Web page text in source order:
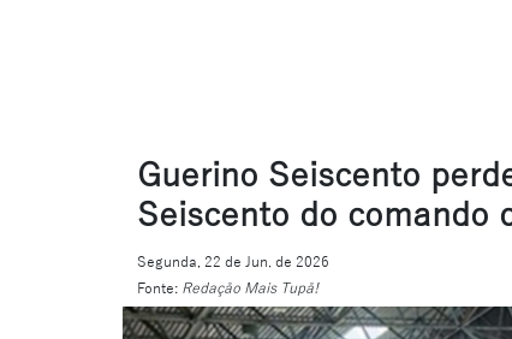
Guerino Seiscento
Seiscento do comando
Segunda, 22 de Jun. de 2026
Fonte: Redação Mais Tupã!